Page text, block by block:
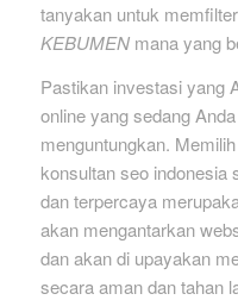
tanyakan untuk
KEBUMEN mana yang
Pastikan investasi yang
online yang sedang
menguntungkan.
konsultan seo indonesia
dan terpercaya
akan mengantarkan
dan akan di upayakan
secara aman dan tahan